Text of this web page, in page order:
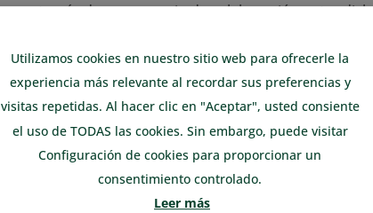
través de un convenio de colaboración entre
Proyecto Hombre con la finalidad de mejorar la
Concejo de Oviedo en relación a los consumos
potencial de abuso como los juegos de apuestas,
Plan sobre Drogas y otras Conductas
Utilizamos cookies en nuestro sitio web para ofrecerle la
experiencia más relevante al recordar sus preferencias y
visitas repetidas. Al hacer clic en "Aceptar", usted consiente
el uso de TODAS las cookies. Sin embargo, puede visitar
Configuración de cookies para proporcionar un
consentimiento controlado.
Leer más